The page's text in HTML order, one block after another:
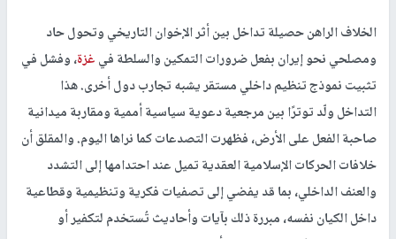
الخلاف الراهن حصيلة تداخل بين أثر الإخوان التاريخي وتحول حاد
ومصلحي نحو إيران بفعل ضرورات التمكين والسلطة فيغزة، وفشل في
تثبيت نموذج تنظيم داخلي مستقر يشبه تجارب دول أخرى. هذا
التداخل ولّد توترًا بين مرجعية دعوية سياسية أممية ومقاربة ميدانية
صاحبة الفعل على الأرض، فظهرت التصدعات كما نراها اليوم. والمقلق أن
خلافات الحركات الإسلامية العقدية تميل عند احتدامها إلى التشدد
والعنف الداخلي، بما قد يفضي إلى تصفيات فكرية وتنظيمية وقطاعية
داخل الكيان نفسه، مبررة ذلك بآيات وأحاديث تُستخدم لتكفير أو